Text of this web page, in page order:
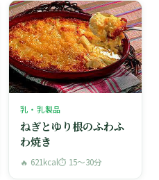
乳・乳製品
ねぎとゆり根のふわふ
わ焼き
🔥 621kcal⏱ 15〜30分